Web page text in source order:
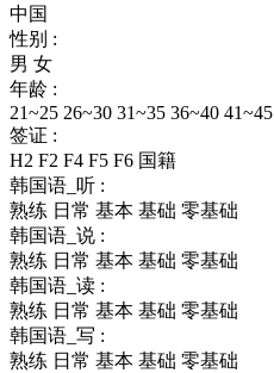
中国
性别 :
男 女
年龄 :
21~25 26~30 31~35 36~40 41~45
签证 :
H2 F2 F4 F5 F6 国籍
韩国语_听 :
熟练 日常 基本 基础 零基础
韩国语_说 :
熟练 日常 基本 基础 零基础
韩国语_读 :
熟练 日常 基本 基础 零基础
韩国语_写 :
熟练 日常 基本 基础 零基础